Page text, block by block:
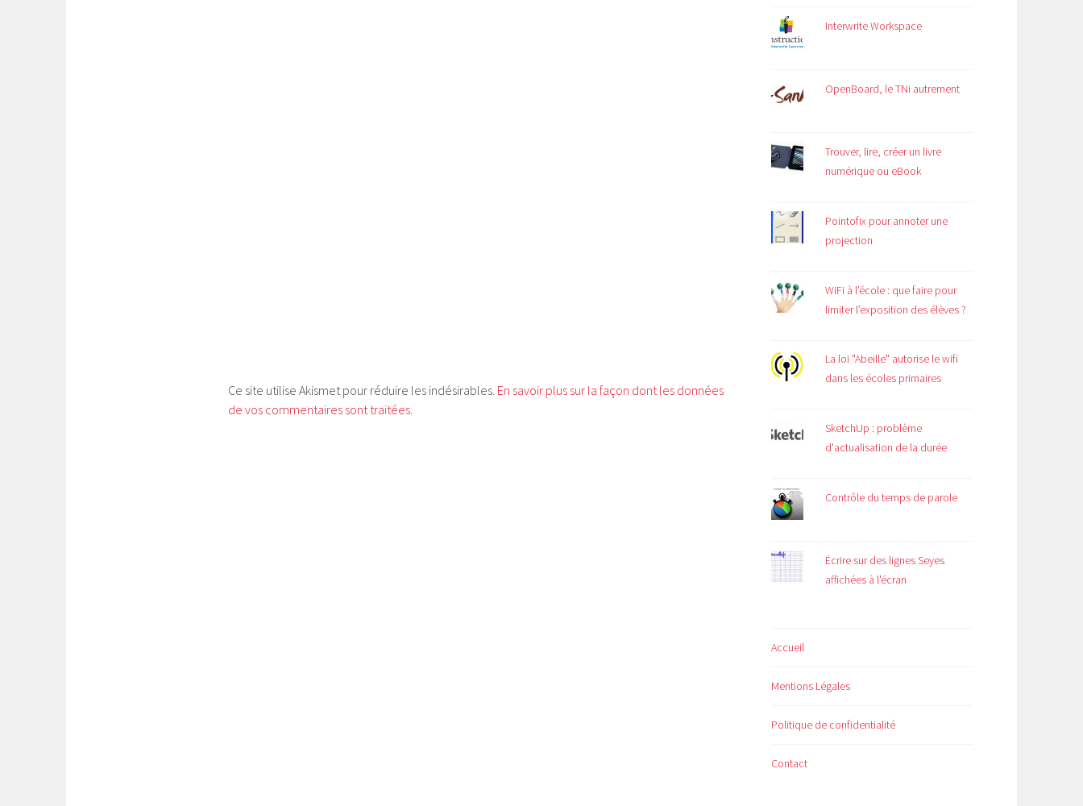
Ce site utilise Akismet pour réduire les indésirables. En savoir plus sur la façon dont les données
de vos commentaires sont traitées
Interwrite Workspace
OpenBoard, le TNi autrement
Trouver, lire, créer un livre
numérique ou eBook
Pointofix pour annoter une
projection
WiFi à l’école : que faire pour
limiter l’exposition des élèves ?
La loi "Abeille" autorise le wifi
dans les écoles primaires
SketchUp : problème
d'actualisation de la durée
Contrôle du temps de parole
Écrire sur des lignes Seyes
affichées à l'écran
Accueil
Mentions Légales
Politique de confidentialité
Contact